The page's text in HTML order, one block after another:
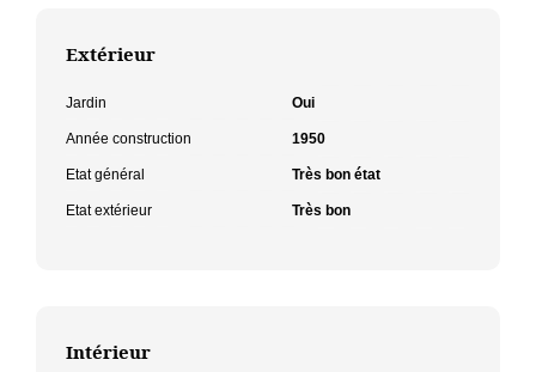
Extérieur
Jardin Oui
Année construction 1950
Etat général Très bon état
Etat extérieur Très bon
Intérieur